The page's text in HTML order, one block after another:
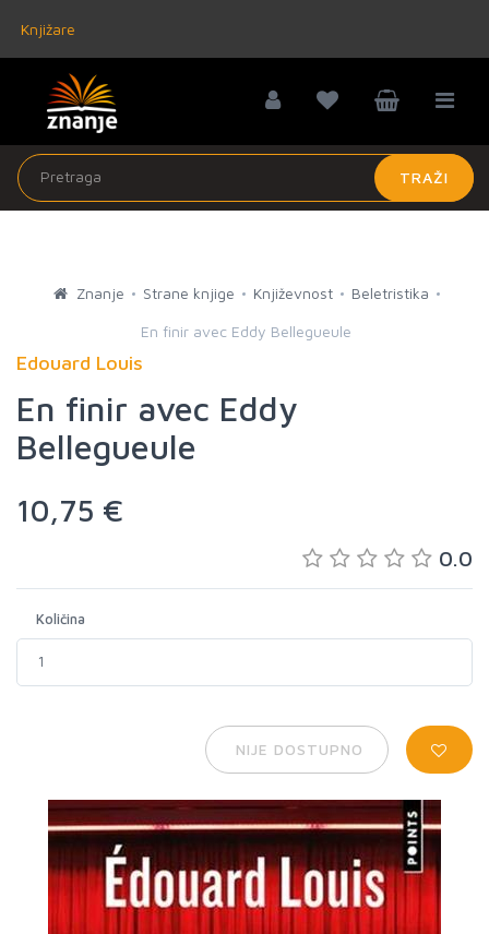
Knjižare
TRAŽI
Znanje Strane knjige Književnost Beletristika
En finir avec Eddy Bellegueule
Edouard Louis
En finir avec Eddy
Bellegueule
10,75 €
0.0
Količina
NIJE DOSTUPNO